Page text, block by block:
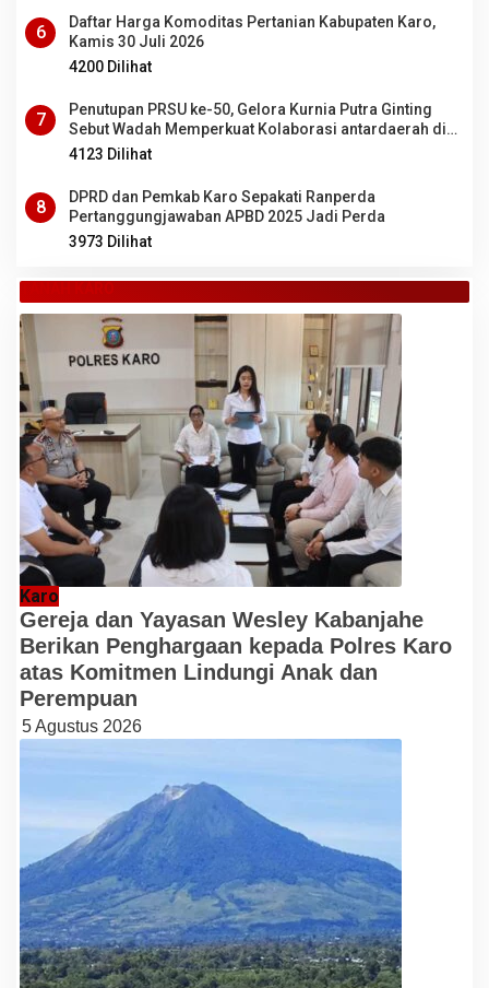
6
Daftar Harga Komoditas Pertanian Kabupaten Karo,
Kamis 30 Juli 2026
4200 Dilihat
7
Penutupan PRSU ke-50, Gelora Kurnia Putra Ginting
Sebut Wadah Memperkuat Kolaborasi antardaerah di
Sumut
4123 Dilihat
8
DPRD dan Pemkab Karo Sepakati Ranperda
Pertanggungjawaban APBD 2025 Jadi Perda
3973 Dilihat
TANAH KARO
Karo
Gereja dan Yayasan Wesley Kabanjahe
Berikan Penghargaan kepada Polres Karo
atas Komitmen Lindungi Anak dan
Perempuan
5 Agustus 2026